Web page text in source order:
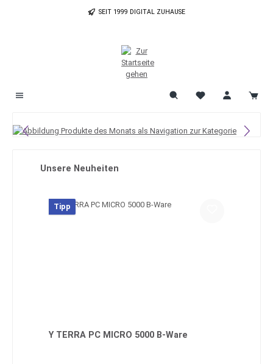
Zum Hauptinhalt springen SEIT 1999 DIGITAL ZUHAUSE
Bildergalerie überspringen
Produktgalerie überspringen
Unsere Neuheiten
Tipp
Y TERRA PC MICRO 5000 B-Ware